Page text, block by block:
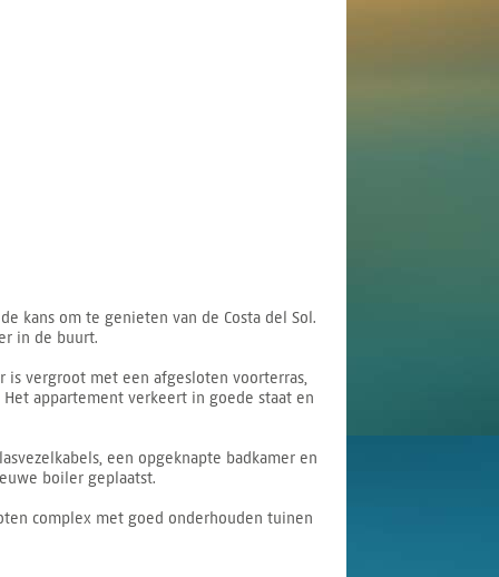
kans om te genieten van de Costa del Sol.
in de buurt.
is vergroot met een afgesloten voorterras,
appartement verkeert in goede staat en
een opgeknapte badkamer en
boiler geplaatst.
complex met goed onderhouden tuinen